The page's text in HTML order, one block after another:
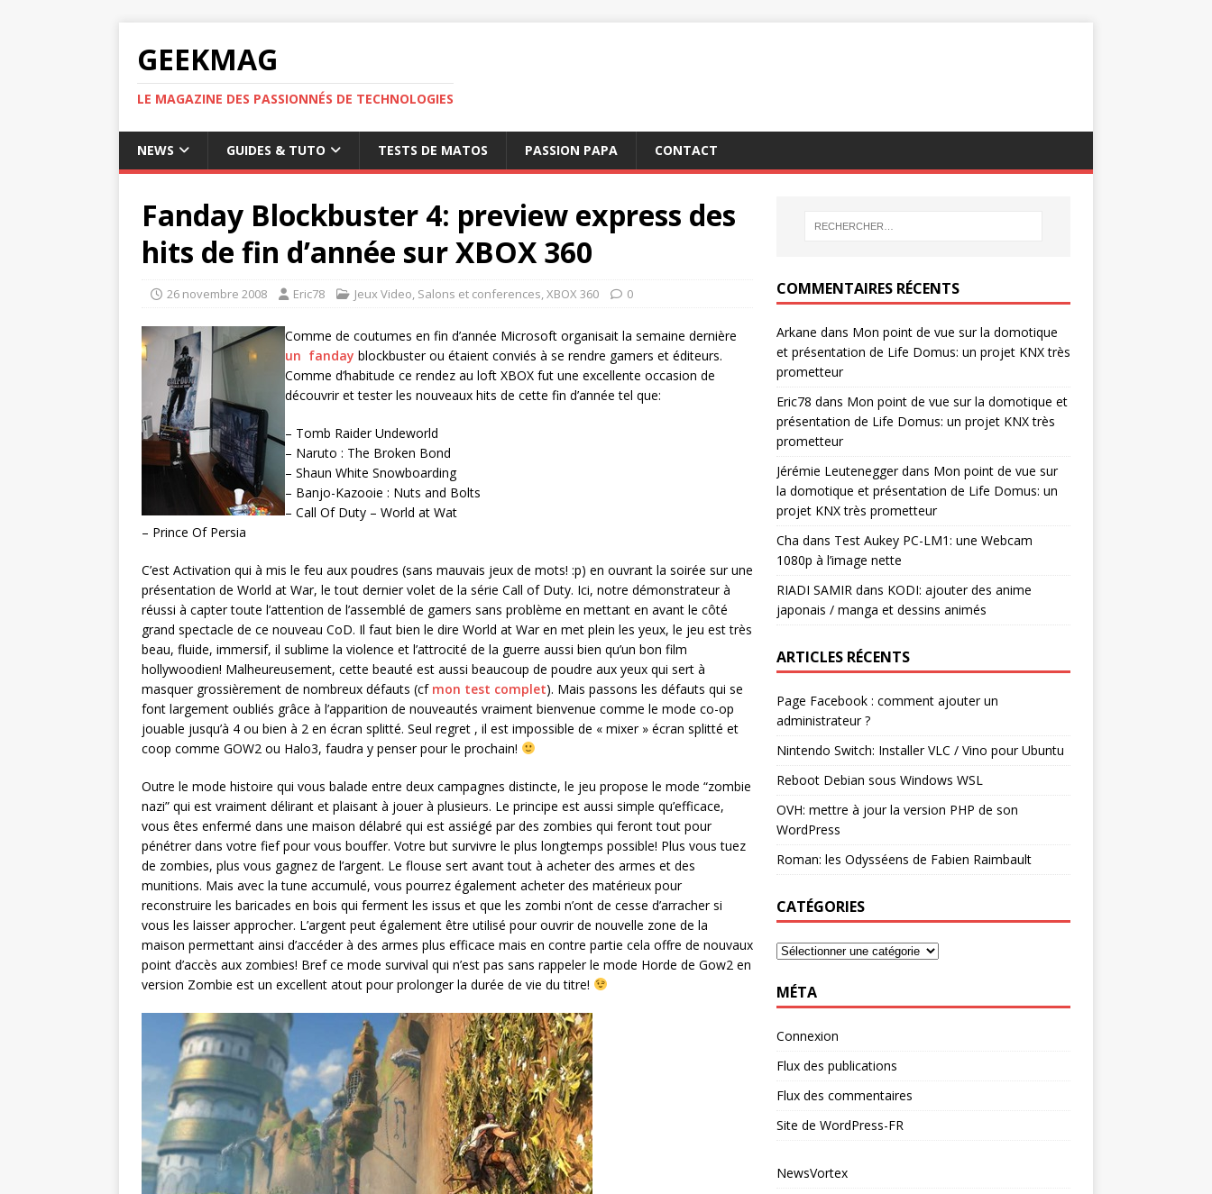
GEEKMAG
LE MAGAZINE DES PASSIONNÉS DE TECHNOLOGIES
NEWS GUIDES & TUTO TESTS DE MATOS PASSION PAPA CONTACT
Fanday Blockbuster 4: preview express des
hits de fin d’année sur XBOX 360
26 novembre 2008 Eric78 Jeux Video, Salons et conferences,XBOX 360 0
Comme de coutumes en fin d’année Microsoft organisait la semaine dernière
un fanday blockbuster ou étaient conviés à se rendre gamers et éditeurs.
Comme d’habitude ce rendez au loft XBOX fut une excellente occasion de
découvrir et tester les nouveaux hits de cette fin d’année tel que:
– Tomb Raider Undeworld
– Naruto : The Broken Bond
– Shaun White Snowboarding
– Banjo-Kazooie : Nuts and Bolts
– Call Of Duty – World at Wat
– Prince Of Persia
C’est Activation qui à mis le feu aux poudres (sans mauvais jeux de mots! :p) en ouvrant la soirée sur une
présentation de World at War, le tout dernier volet de la série Call of Duty. Ici, notre démonstrateur à
réussi à capter toute l’attention de l’assemblé de gamers sans problème en mettant en avant le côté
grand spectacle de ce nouveau CoD. Il faut bien le dire World at War en met plein les yeux, le jeu est très
beau, fluide, immersif, il sublime la violence et l’attrocité de la guerre aussi bien qu’un bon film
hollywoodien! Malheureusement, cette beauté est aussi beaucoup de poudre aux yeux qui sert à
masquer grossièrement de nombreux défauts (cf mon test complet). Mais passons les défauts qui se
font largement oubliés grâce à l’apparition de nouveautés vraiment bienvenue comme le mode co-op
jouable jusqu’à 4 ou bien à 2 en écran splitté. Seul regret , il est impossible de « mixer » écran splitté et
coop comme GOW2 ou Halo3, faudra y penser pour le prochain!
Outre le mode histoire qui vous balade entre deux campagnes distincte, le jeu propose le mode “zombie
nazi” qui est vraiment délirant et plaisant à jouer à plusieurs. Le principe est aussi simple qu’efficace,
vous êtes enfermé dans une maison délabré qui est assiégé par des zombies qui feront tout pour
pénétrer dans votre fief pour vous bouffer. Votre but survivre le plus longtemps possible! Plus vous tuez
de zombies, plus vous gagnez de l’argent. Le flouse sert avant tout à acheter des armes et des
munitions. Mais avec la tune accumulé, vous pourrez également acheter des matérieux pour
reconstruire les baricades en bois qui ferment les issus et que les zombi n’ont de cesse d’arracher si
vous les laisser approcher. L’argent peut également être utilisé pour ouvrir de nouvelle zone de la
maison permettant ainsi d’accéder à des armes plus efficace mais en contre partie cela offre de nouvaux
point d’accès aux zombies! Bref ce mode survival qui n’est pas sans rappeler le mode Horde de Gow2 en
version Zombie est un excellent atout pour prolonger la durée de vie du titre!
COMMENTAIRES RÉCENTS
Arkane dans Mon point de vue sur la domotique
et présentation de Life Domus: un projet KNX très
prometteur
Eric78 dans Mon point de vue sur la domotique et
présentation de Life Domus: un projet KNX très
prometteur
Jérémie Leuteneggerdans Mon point de vue sur
la domotique et présentation de Life Domus: un
projet KNX très prometteur
Cha dans Test Aukey PC-LM1: une Webcam
1080p à l’image nette
RIADI SAMIR dans KODI: ajouter des anime
japonais / manga et dessins animés
ARTICLES RÉCENTS
Page Facebook : comment ajouter un
administrateur ?
Nintendo Switch: Installer VLC / Vino pour Ubuntu
Reboot Debian sous Windows WSL
OVH: mettre à jour la version PHP de son
WordPress
Roman: les Odysséens de Fabien Raimbault
CATÉGORIES
MÉTA
Connexion
Flux des publications
Flux des commentaires
Site de WordPress-FR
NewsVortex